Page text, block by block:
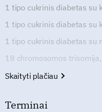
1 tipo cukrinis diabetas su
1 tipo cukrinis diabetas su
1 tipo cukrinis diabetas su
18 chromosomos
Skaityti plačiau
Terminai